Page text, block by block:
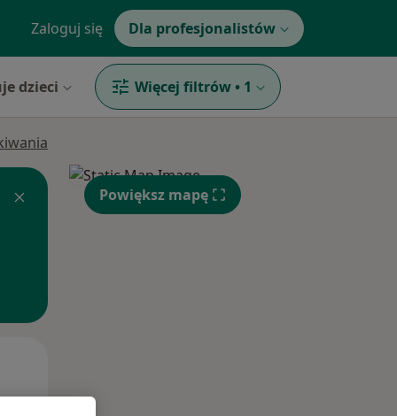
Zaloguj się Dla profesjonalistów
dzieci Więcej filtrów • 1
Powiększ mapę